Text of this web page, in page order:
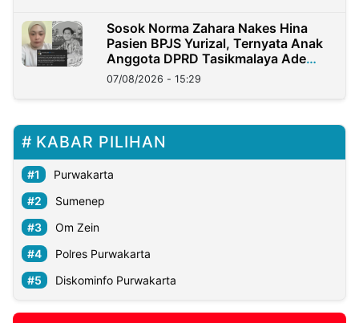
Sosok Norma Zahara Nakes Hina
Pasien BPJS Yurizal, Ternyata Anak
Anggota DPRD Tasikmalaya Ade
Lukman
07/08/2026 - 15:29
KABAR PILIHAN
Purwakarta
Sumenep
Om Zein
Polres Purwakarta
Diskominfo Purwakarta